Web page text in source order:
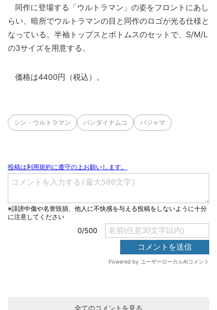
同作に登場する「ウルトラマン」の姿をフロントにあし
らい、暗所でウルトラマンの目と同作のロゴが光る仕様と
なっている。半袖トップスとボトムスのセットで、S/M/L
の3サイズを用意する。
価格は4400円（税込）。
シン・ウルトラマン バンダイナムコ パジャマ
全てのコメントを見る